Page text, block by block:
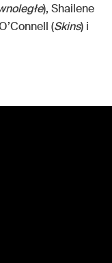
), Shailene
(Skins) i